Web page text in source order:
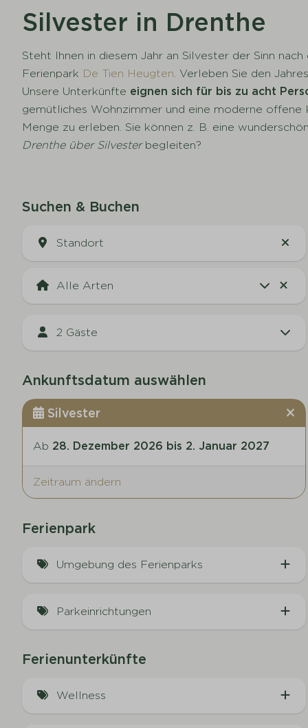
Silvester in Drenthe
Steht Ihnen in diesem Jahr an Silvester der Sinn
Ferienpark De Tien Heugten. Verleben Sie den
Unsere Unterkünfte eignen sich für bis zu acht
gemütliches Wohnzimmer und eine moderne offene
Menge zu erleben. Sie können z. B. eine
Drenthe über Silvesterbegleiten?
Suchen & Buchen
Standort
2 Gäste
Ankunftsdatum auswählen
Silvester
Ab 28. Dezember 2026 bis 2. Januar 2027
Zeitraum ändern
Ferienpark
Umgebung des Ferienparks
Parkeinrichtungen
Hallenbad
Ferienunterkünfte
Wellness